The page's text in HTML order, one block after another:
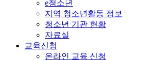
e청소년
지역 청소년활동 정보
청소년 기관 현황
자료실
교육신청
온라인 교육 신청